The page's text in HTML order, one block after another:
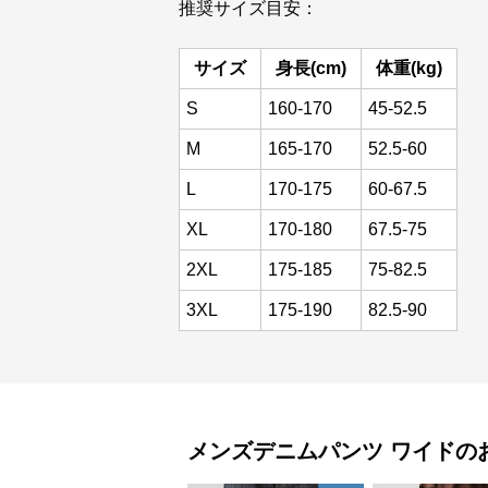
推奨サイズ目安：
サイズ 身長(cm) 体重(kg)
S 160-170 45-52.5
M 165-170 52.5-60
L 170-175 60-67.5
XL 170-180 67.5-75
2XL 175-185 75-82.5
3XL 175-190 82.5-90
メンズデニムパンツ ワイドの